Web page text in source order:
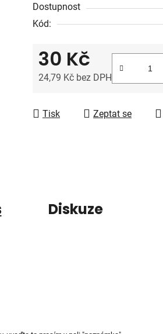
produktu
je
Dostupnost
Kód:
30 Kč
24,79 Kč bez DPH
Tisk Zeptat se
Diskuze